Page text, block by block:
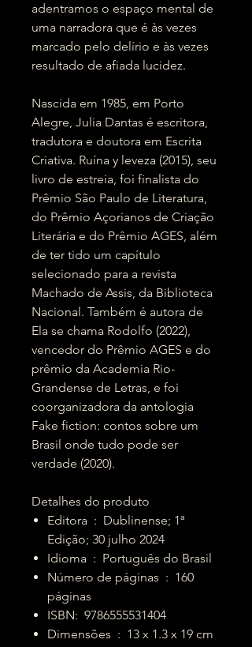
adentramos o espaço mental de
uma narradora que é às vezes
marcado pelo delírio e às vezes
resultado de afiada lucidez.
Nascida em 1985, em Porto
Alegre, Julia Dantas é escritora,
tradutora e doutora em Escrita
Criativa. Ruína y leveza (2015), seu
livro de estreia, foi finalista do
Prêmio São Paulo de Literatura,
do Prêmio Açorianos de Criação
Literária e do Prêmio AGES, além
de ter tido um capítulo
selecionado para a revista
Machado de Assis, da Biblioteca
Nacional. Também é autora de
Ela se chama Rodolfo (2022),
vencedor do Prêmio AGES e do
prêmio da Academia Rio-
Grandense de Letras, e foi
coorganizadora da antologia
Fake fiction: contos sobre um
Brasil onde tudo pode ser
verdade (2020).
Detalhes do produto
Editora ‏ : ‎ Dublinense; 1ª
Edição; 30 julho 2024
Idioma ‏ : ‎ Português do Brasil
Número de páginas ‏ : ‎ 160
páginas
ISBN: ‎ 9786555531404
Dimensões ‏ : ‎ 13 x 1.3 x 19 cm